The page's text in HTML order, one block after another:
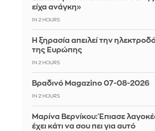
είχα ανάγκη»
IN 2 HOURS
Η ξηρασία απειλεί την
της Ευρώπης
IN 2 HOURS
Βραδινό Magazino 07-08-2026
IN 2 HOURS
Μαρίνα Βερνίκου: Έπιασε
έχει κάτι να σου πει για αυτό